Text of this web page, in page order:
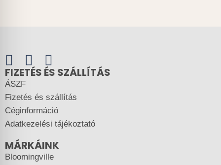
FIZETÉS ÉS SZÁLLÍTÁS
ÁSZF
Fizetés és szállítás
Céginformáció
Adatkezelési tájékoztató
MÁRKÁINK
Bloomingville